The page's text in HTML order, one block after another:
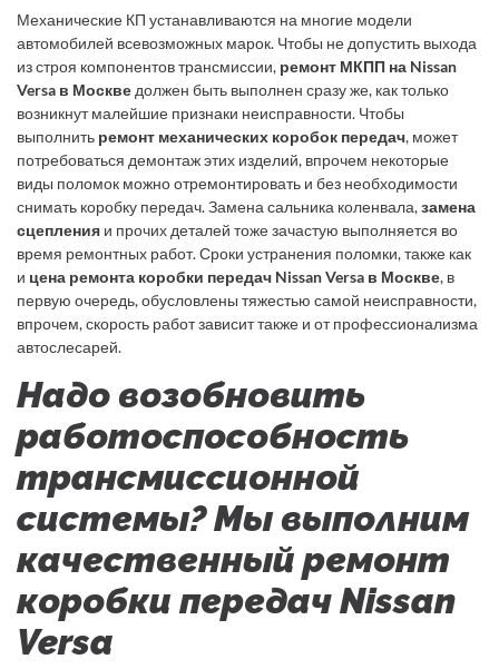
Механические КП устанавливаются на многие модели
автомобилей всевозможных марок. Чтобы не допустить выхода
из строя компонентов трансмиссии, ремонт МКПП на Nissan
Versa в Москве должен быть выполнен сразу же, как только
возникнут малейшие признаки неисправности. Чтобы
выполнить ремонт механических коробок передач, может
потребоваться демонтаж этих изделий, впрочем некоторые
виды поломок можно отремонтировать и без необходимости
снимать коробку передач. Замена сальника коленвала,замена
сцепления и прочих деталей тоже зачастую выполняется во
время ремонтных работ. Сроки устранения поломки, также как
и цена ремонта коробки передач Nissan Versa в Москве, в
первую очередь, обусловлены тяжестью самой неисправности,
впрочем, скорость работ зависит также и от профессионализма
автослесарей.
Надо возобновить
работоспособность
трансмиссионной
системы? Мы выполним
качественный ремонт
коробки передач Nissan
Versa